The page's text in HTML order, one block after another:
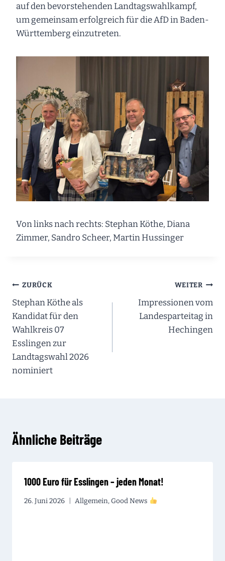
auf den bevorstehenden Landtagswahlkampf,
um gemeinsam erfolgreich für die AfD in Baden-
Württemberg einzutreten.
Von links nach rechts: Stephan Köthe, Diana
Zimmer, Sandro Scheer, Martin Hussinger
Beitragsnavigation
ZURÜCK
Stephan Köthe als
Kandidat für den
Wahlkreis 07
Esslingen zur
Landtagswahl 2026
nominiert
WEITER
Impressionen vom
Landesparteitag in
Hechingen
Ähnliche Beiträge
1000 Euro für Esslingen – jeden Monat!
26. Juni 2026 Allgemein,Good News